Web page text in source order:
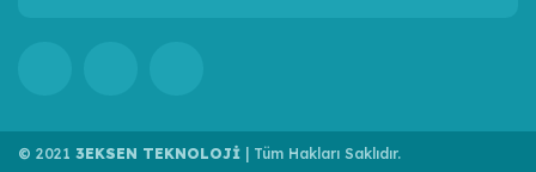
© 2021 3EKSEN TEKNOLOJİ | Tüm Hakları Saklıdır.